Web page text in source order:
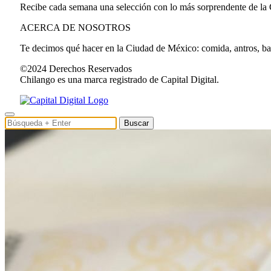
Recibe cada semana una selección con lo más sorprendente de
ACERCA DE NOSOTROS
Te decimos qué hacer en la Ciudad de México: comida, antros,
©2024 Derechos Reservados
Chilango es una marca registrado de Capital Digital.
Buscar